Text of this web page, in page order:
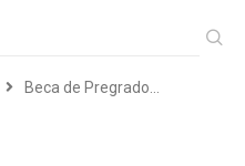
Beca de Pregrado…